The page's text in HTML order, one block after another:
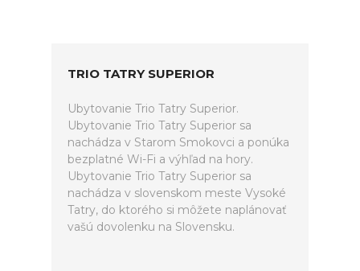
TRIO TATRY SUPERIOR
Ubytovanie Trio Tatry Superior.
Ubytovanie Trio Tatry Superior sa
nachádza v Starom Smokovci a ponúka
bezplatné Wi-Fi a výhľad na hory.
Ubytovanie Trio Tatry Superior sa
nachádza v slovenskom meste Vysoké
Tatry, do ktorého si môžete naplánovať
vašú dovolenku na Slovensku.